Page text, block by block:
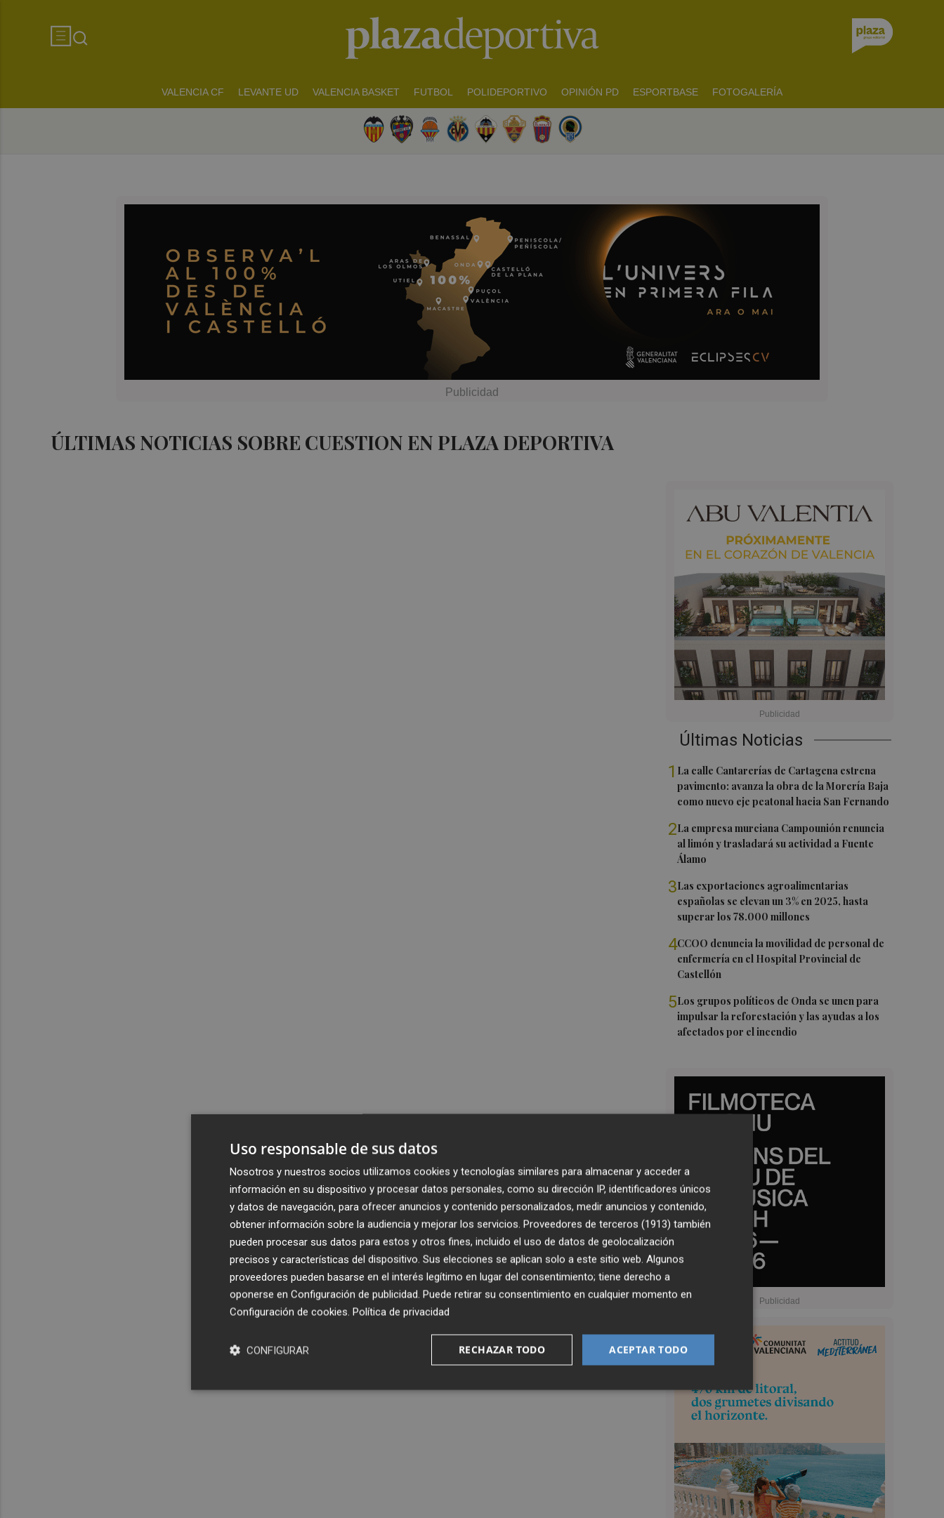
VALENCIA CF LEVANTE UD VALENCIA BASKET FUTBOL POLIDEPORTIVO OPINIÓN PD ESPORTBASE FOTOGALERÍA
ÚLTIMAS NOTICIAS SOBRE CUESTION EN PLAZA DEPORTIVA
Últimas Noticias
1 La calle Cantarerías de Cartagena estrena
pavimento: avanza la obra de la Morería Baja
como nuevo eje peatonal hacia San Fernando
2La empresa murciana Campounión renuncia
al limón y trasladará su actividad a Fuente
Álamo
3Las exportaciones agroalimentarias
españolas se elevan un 3% en 2025, hasta
superar los 78.000 millones
4CCOO denuncia la movilidad de personal de
enfermería en el Hospital Provincial de
Castellón
5Los grupos políticos de Onda se unen para
impulsar la reforestación y las ayudas a los
afectados por el incendio
Uso responsable de sus datos
Nosotros y nuestros socios utilizamos cookies y tecnologías similares para almacenar y acceder a
información en su dispositivo y procesar datos personales, como su dirección IP, identificadores únicos
y datos de navegación, para ofrecer anuncios y contenido personalizados, medir anuncios y contenido,
obtener información sobre la audiencia y mejorar los servicios. Proveedores de terceros (1913) también
pueden procesar sus datos para estos y otros fines, incluido el uso de datos de geolocalización
precisos y características del dispositivo. Sus elecciones se aplican solo a este sitio web. Algunos
proveedores pueden basarse en el interés legítimo en lugar del consentimiento; tiene derecho a
oponerse en Configuración de publicidad. Puede retirar su consentimiento en cualquier momento en
Configuración de cookies. Política de privacidad
ACEPTAR TODO
RECHAZAR TODO
CONFIGURAR